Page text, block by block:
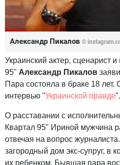
Александр Пикалов ©
Украинский актер, сценарист
95" Александр Пикалов
Пара состояла в браке 18 лет.
интервью "Украинской правде".
О расставании с
Квартал 95" Ириной мужчина
отвечая на вопрос
загородный дом экс-супруг, в
их ребенком. Бывшая пара